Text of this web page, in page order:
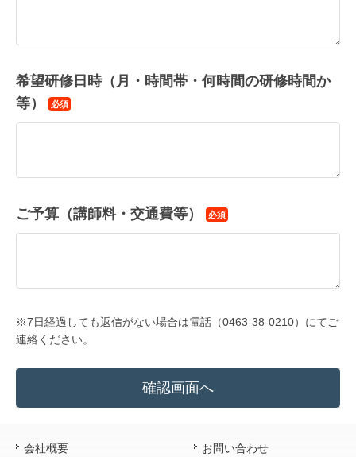
希望研修日時（月・時間帯・何時間の研修時間か
等）
必須
ご予算（講師料・交通費等） 必須
※7日経過しても返信がない場合は電話（0463-38-0210）にてご
連絡ください。
会社概要 お問い合わせ